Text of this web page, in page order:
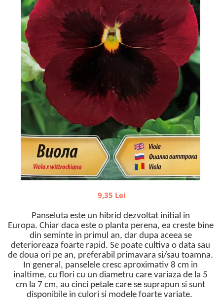
Semințe de Gogoșari
Semințe de Gulii
Semințe de Mazăre
Semințe de Morcovi
Semințe de Pepeni
Semințe de Porumb
Semințe de Praz
Semințe de Păstârnac
Semințe de Ridichi
Semințe de Salată
Semințe de Sfeclă
Semințe de Spanac
Semințe de Vinete
Semințe de Țelină
9,35 Lei
Panseluta este un hibrid dezvoltat initial in
Europa. Chiar daca este o planta perena, ea creste bine
din seminte in primul an, dar dupa aceea se
deterioreaza foarte rapid. Se poate cultiva o data sau
de doua ori pe an, preferabil primavara si/sau toamna.
In general, panselele cresc aproximativ 8 cm in
inaltime, cu flori cu un diametru care variaza de la 5
cm la 7 cm, au cinci petale care se suprapun si sunt
disponibile in culori si modele foarte variate.